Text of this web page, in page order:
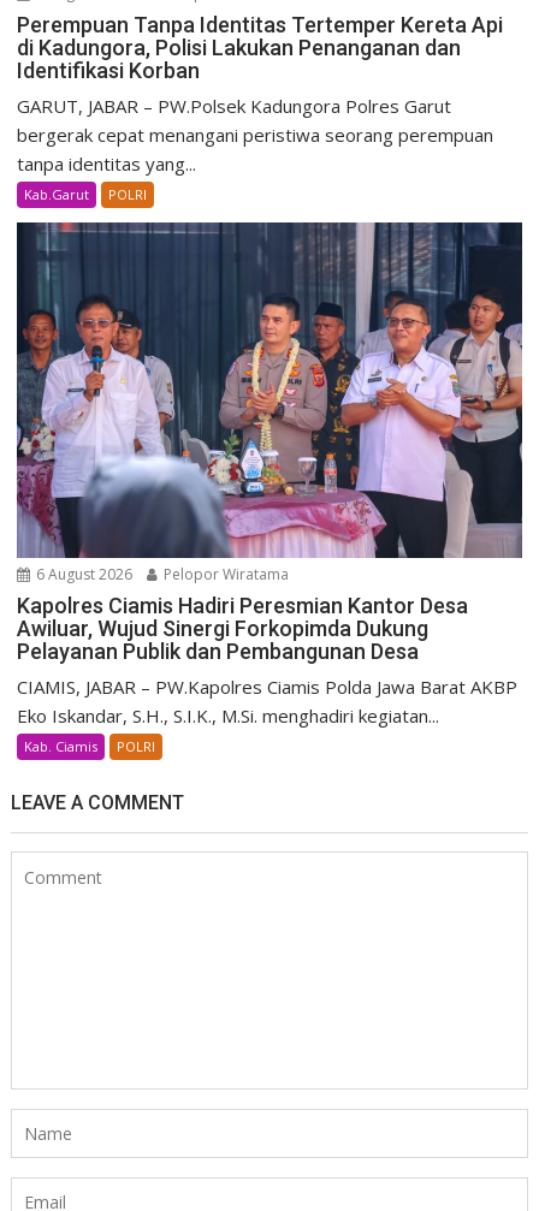
Perempuan Tanpa Identitas Tertemper Kereta Api
di Kadungora, Polisi Lakukan Penanganan dan
Identifikasi Korban
GARUT, JABAR – PW.Polsek Kadungora Polres Garut
bergerak cepat menangani peristiwa seorang perempuan
tanpa identitas yang...
Kab.Garut POLRI
6 August 2026 Pelopor Wiratama
Kapolres Ciamis Hadiri Peresmian Kantor Desa
Awiluar, Wujud Sinergi Forkopimda Dukung
Pelayanan Publik dan Pembangunan Desa
CIAMIS, JABAR – PW.Kapolres Ciamis Polda Jawa Barat AKBP
Eko Iskandar, S.H., S.I.K., M.Si. menghadiri kegiatan...
Kab. Ciamis POLRI
LEAVE A COMMENT